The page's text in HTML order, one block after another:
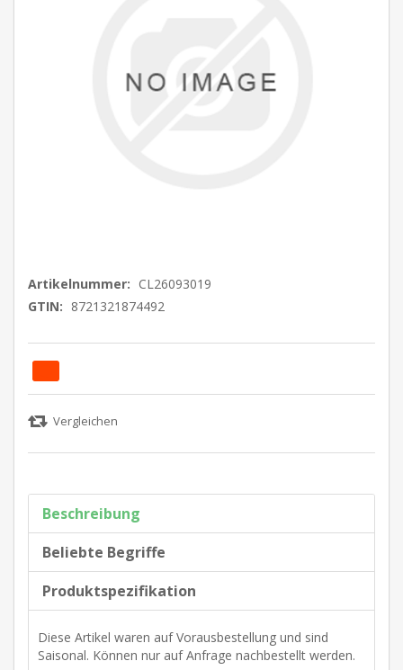
Artikelnummer: CL26093019
GTIN: 8721321874492
Beschreibung
Beliebte Begriffe
Produktspezifikation
Diese Artikel waren auf Vorausbestellung und sind
Saisonal. Können nur auf Anfrage nachbestellt werden.